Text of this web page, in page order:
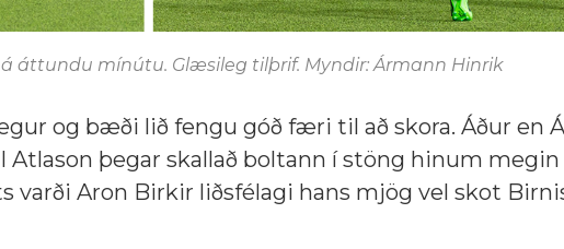
áttundu mínútu. Glæsileg tilþrif. Myndir: Ármann Hinrik
og bæði lið fengu góð færi til að skora. Áður en
þegar skallað boltann í stöng hinum
varði Aron Birkir liðsfélagi hans mjög vel skot